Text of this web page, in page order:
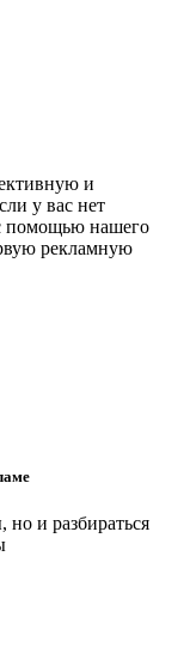
и
у вас нет
помощью нашего
рекламную
но и разбираться